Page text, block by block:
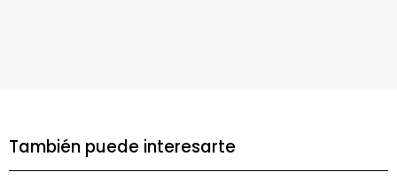
También puede interesarte